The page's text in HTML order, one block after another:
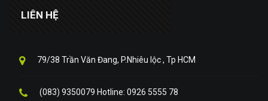
LIÊN HỆ
79/38 Trần Văn Đang, P.Nhiêu lộc , Tp HCM
(083) 9350079 Hotline: 0926 5555 78